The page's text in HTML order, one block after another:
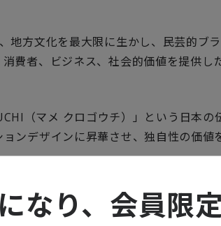
地方文化を最大限に生かし、民芸的ブ
費者、ビジネス、社会的価値を提供し
（マメ クロゴウチ）」という日本の
ンデザインに昇華させ、独自性の価値
う地域が持つ歴史や文化、地場の素材と
的な魅力を有する生活用品を提供して
なり、会員限